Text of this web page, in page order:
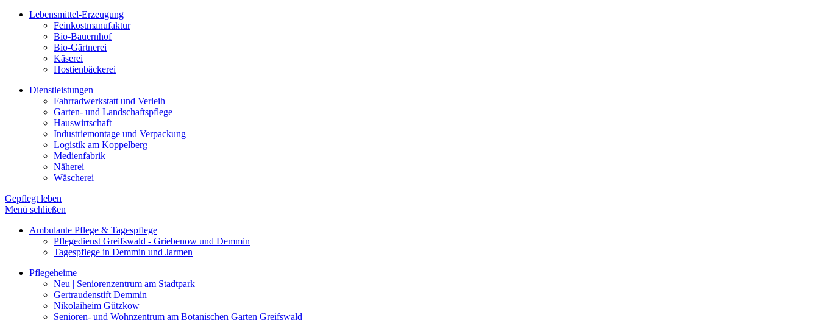
Lebensmittel-Erzeugung
Feinkostmanufaktur
Bio-Bauernhof
Bio-Gärtnerei
Käserei
Hostienbäckerei
Dienstleistungen
Fahrradwerkstatt und Verleih
Garten- und Landschaftspflege
Hauswirtschaft
Industriemontage und Verpackung
Logistik am Koppelberg
Medienfabrik
Näherei
Wäscherei
Gepflegt leben
Menü schließen
Ambulante Pflege & Tagespflege
Pflegedienst Greifswald - Griebenow und Demmin
Tagespflege in Demmin und Jarmen
Pflegeheime
Neu | Seniorenzentrum am Stadtpark
Gertraudenstift Demmin
Nikolaiheim Gützkow
Senioren- und Wohnzentrum am Botanischen Garten Greifswald